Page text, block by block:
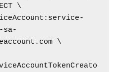
\
sa-
\